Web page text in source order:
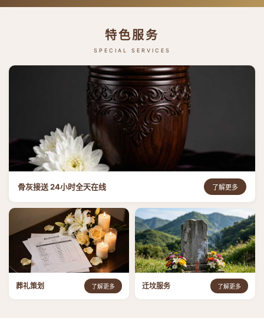
特色服务
SPECIAL SERVICES
骨灰接送 24小时全天在线 了解更多
葬礼策划 了解更多 迁坟服务 了解更多